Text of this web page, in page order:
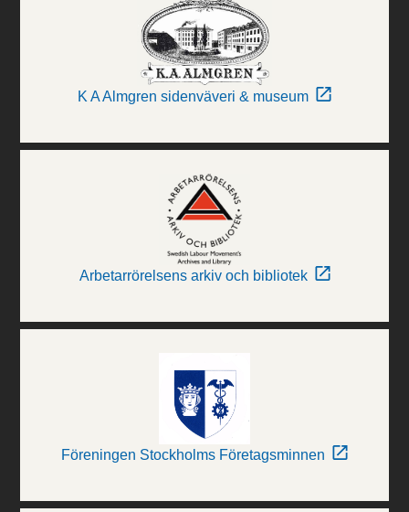
K A Almgren sidenväveri & museum
Arbetarrörelsens arkiv och bibliotek
Föreningen Stockholms Företagsminnen